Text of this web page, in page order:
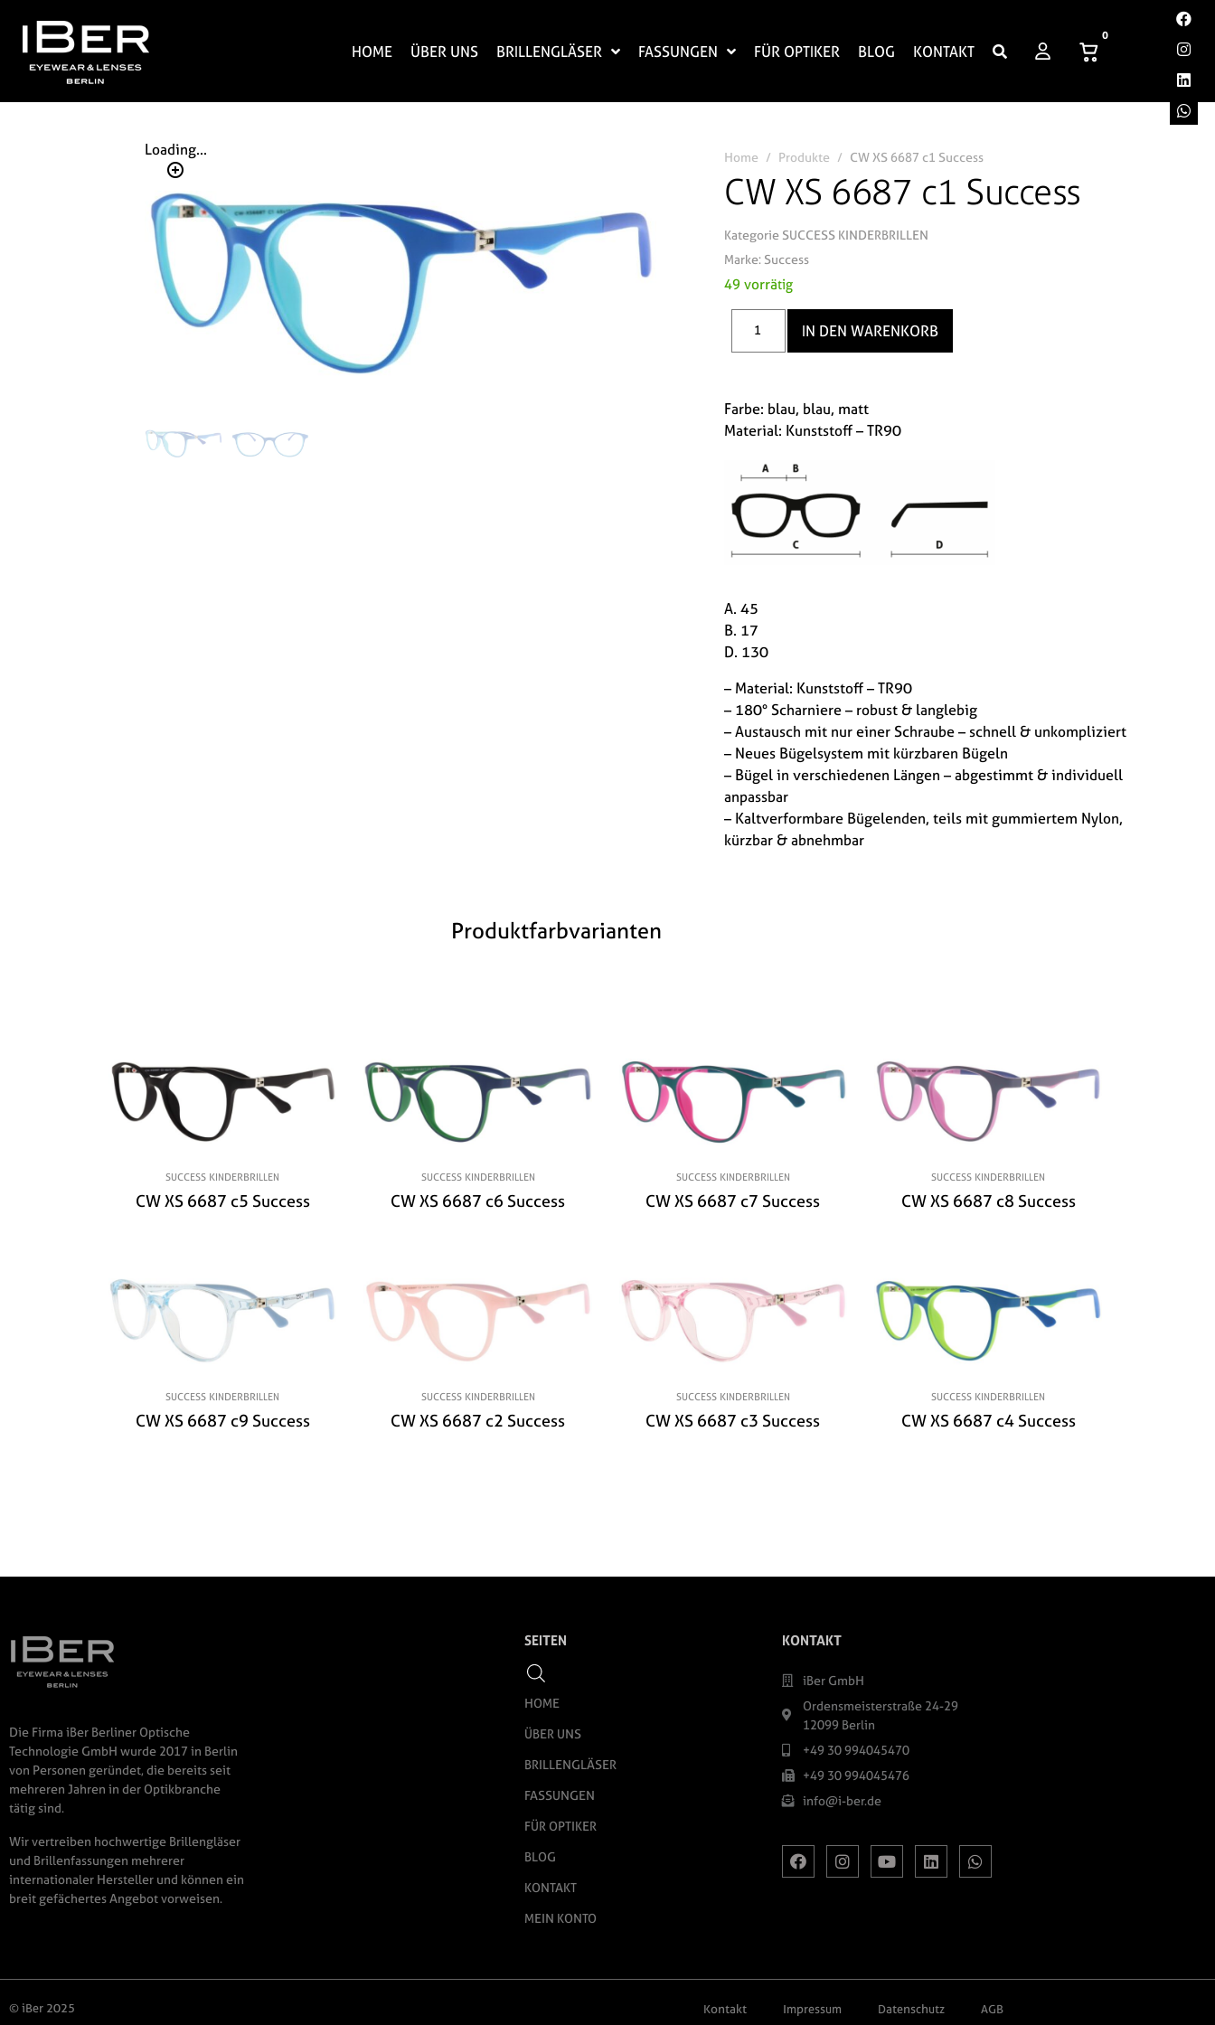
HOME ÜBER UNS BRILLENGLÄSER FASSUNGEN FÜR OPTIKER BLOG KONTAKT
0
Loading... Home Produkte CW XS 6687 c1 Success
CW XS 6687 c1 Success
Kategorie SUCCESS KINDERBRILLEN
Marke: Success
49 vorrätig
IN DEN WARENKORB
Farbe: blau, blau, matt
Material: Kunststoff – TR90
A. 45
B. 17
D. 130
– Material: Kunststoff – TR90
– 180° Scharniere – robust & langlebig
– Austausch mit nur einer Schraube – schnell & unkompliziert
– Neues Bügelsystem mit kürzbaren Bügeln
– Bügel in verschiedenen Längen – abgestimmt & individuell
anpassbar
– Kaltverformbare Bügelenden, teils mit gummiertem Nylon,
kürzbar & abnehmbar
Produktfarbvarianten
SUCCESS KINDERBRILLEN
CW XS 6687 c5 Success
SUCCESS KINDERBRILLEN
CW XS 6687 c6 Success
SUCCESS KINDERBRILLEN
CW XS 6687 c7 Success
SUCCESS KINDERBRILLEN
CW XS 6687 c8 Success
SUCCESS KINDERBRILLEN
CW XS 6687 c9 Success
SUCCESS KINDERBRILLEN
CW XS 6687 c2 Success
SUCCESS KINDERBRILLEN
CW XS 6687 c3 Success
SUCCESS KINDERBRILLEN
CW XS 6687 c4 Success
Die Firma iBer Berliner Optische
Technologie GmbH wurde 2017 in Berlin
von Personen geründet, die bereits seit
mehreren Jahren in der Optikbranche
tätig sind.
Wir vertreiben hochwertige Brillengläser
und Brillenfassungen mehrerer
internationaler Hersteller und können ein
breit gefächertes Angebot vorweisen.
SEITEN
HOME
ÜBER UNS
BRILLENGLÄSER
FASSUNGEN
FÜR OPTIKER
BLOG
KONTAKT
MEIN KONTO
KONTAKT
iBer GmbH
Ordensmeisterstraße 24-29
12099 Berlin
+49 30 994045470
+49 30 994045476
info@i-ber.de
© iBer 2025 Kontakt Impressum Datenschutz AGB